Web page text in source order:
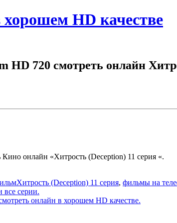
HD качестве
HD 720 смотреть онлайн
онлайн «Хитрость (Deception) 11 серия «.
(Deception) 11 серия, фильмы на
все серии.
онлайн в хорошем HD качестве.